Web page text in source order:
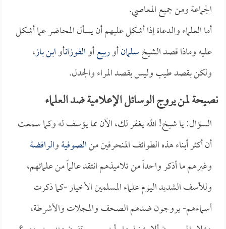
الجماعة ومن جميع المعاصي.
أما العلماء والدعاة إذا أشكل عليهم أن يسأل المحاضر عما أشكل
عليه وماذا قصد الشيخسلمانأوربيعأوالفوزانأوابن باز،
ولكن بقصد طيب وليس بقصد المراء والجدل.
نصيحة لمن يروج الوسائل الإعلامية ضد العلماء
السؤال: يا شيخ! الله يغفر لك، الآن مما يؤسف له وكما سمعت
أن أكثر أبناء هذه الطوائف المنحرفين منالصوفيةوالرافضة
وغيرهم ما أذكر واحداً من تلاميذهم انتقد عالماً من علمائهم،
وللأسف الشديد اليوم علماء المسلمين الأخيار -كما ذكرت
أسماءهم- يروجون ضدهم الصحف والمجلات والأشرطة،